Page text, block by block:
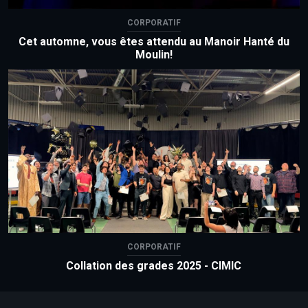
CORPORATIF
Cet automne, vous êtes attendu au Manoir Hanté du
Moulin!
CORPORATIF
Collation des grades 2025 - CIMIC